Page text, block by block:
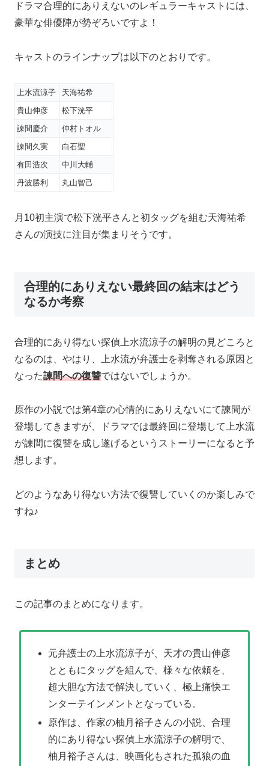
ドラマ合理的にありえないのレギュラーキャストには、
豪華な俳優陣が勢ぞろいですよ！
キャストのラインナップは以下のとおりです。
上水流涼子
天海祐希
貴山伸彦
松下洸平
諫間慶介
仲村トオル
諫間久実
白石聖
有田浩次
中川大輔
丹波勝利
丸山智己
月10初主演で松下洸平さんと初タッグを組む天海祐希
さんの演技に注目が集まりそうです。
合理的にありえない最終回の結末はどう
なるか考察
合理的にあり得ない探偵上水流涼子の解明の見どころと
なるのは、やはり、上水流が弁護士を剥奪される原因と
なった諫間への復讐ではないでしょうか。
原作の小説では第4章の心情的にありえないにて諫間が
登場してきますが、ドラマでは最終回に登場して上水流
が諫間に復讐を成し遂げるというストーリーになると予
想します。
どのようなあり得ない方法で復讐していくのか楽しみで
すね♪
まとめ
この記事のまとめになります。
元弁護士の上水流涼子が、天才の貴山伸彦
とともにタッグを組んで、様々な依頼を、
超大胆な方法で解決していく、極上痛快エ
ンターテインメントとなっている。
原作は、作家の柚月裕子さんの小説、合理
的にあり得ない探偵上水流涼子の解明で、
柚月裕子さんは、映画化もされた孤狼の血